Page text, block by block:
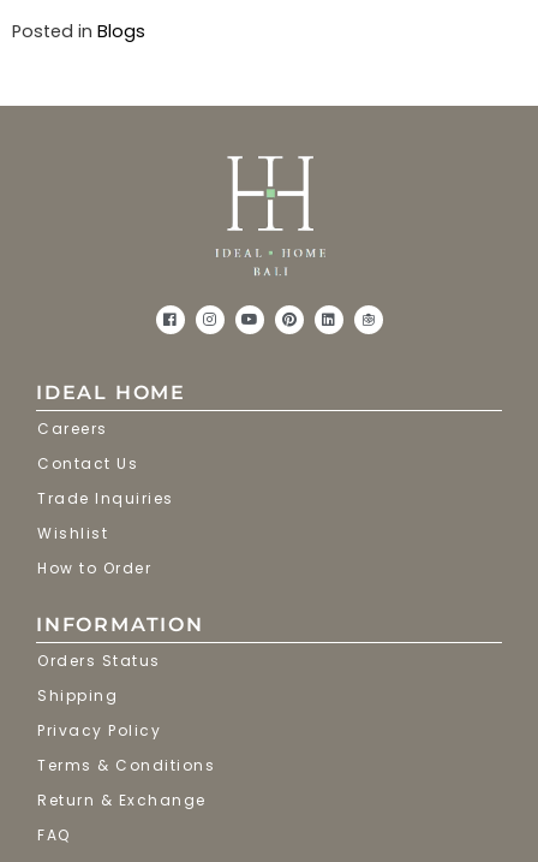
Posted in Blogs
IDEAL HOME
Careers
Contact Us
Trade Inquiries
Wishlist
How to Order
INFORMATION
Orders Status
Shipping
Privacy Policy
Terms & Conditions
Return & Exchange
FAQ